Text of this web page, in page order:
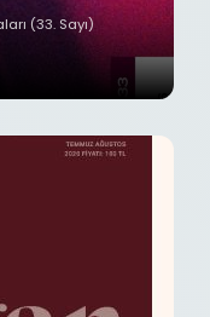
(33. Sayı)